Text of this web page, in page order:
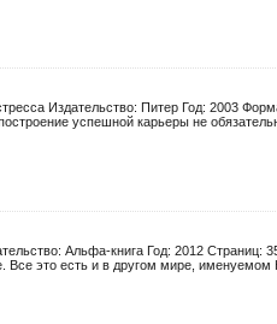
Издательство: Питер Год: 2003
успешной карьеры не
Альфа-книга Год: 2012 Страниц:
это есть и в другом мире, именуемом